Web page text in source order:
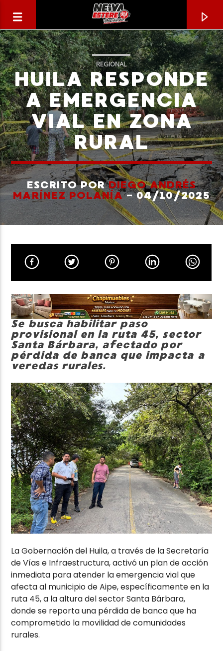
CANCIÓN ACTUAL
TÍTULO
ARTISTA
Neiva Estereo
REGIONAL
HUILA RESPONDE
A EMERGENCIA
VIAL EN ZONA
RURAL
ESCRITO PORDIEGO ANDRÉS
MARÍNEZ POLANÍA- 04/10/2025
Se busca habilitar paso
provisional en la ruta 45, sector
Santa Bárbara, afectado por
pérdida de banca que impacta a
veredas rurales.
La Gobernación del Huila, a través de la Secretaría
de Vías e Infraestructura, activó un plan de acción
inmediata para atender la emergencia vial que
afecta al municipio de Aipe, específicamente en la
ruta 45, a la altura del sector Santa Bárbara,
donde se reporta una pérdida de banca que ha
comprometido la movilidad de comunidades
rurales.